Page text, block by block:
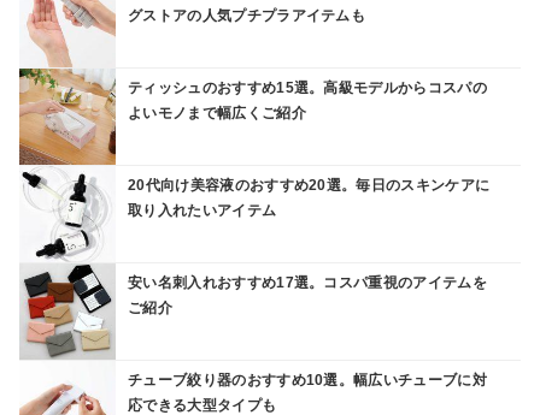
グストアの人気プチプラアイテムも
ティッシュのおすすめ15選。高級モデルからコスパの
よいモノまで幅広くご紹介
20代向け美容液のおすすめ20選。毎日のスキンケアに
取り入れたいアイテム
安い名刺入れおすすめ17選。コスパ重視のアイテムを
ご紹介
チューブ絞り器のおすすめ10選。幅広いチューブに対
応できる大型タイプも